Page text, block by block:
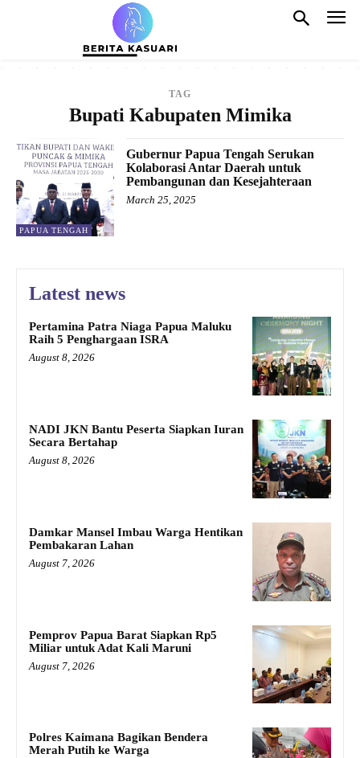
TAG
Bupati Kabupaten Mimika
PAPUA TENGAH
Gubernur Papua Tengah Serukan
Kolaborasi Antar Daerah untuk
Pembangunan dan Kesejahteraan
March 25, 2025
Latest news
Pertamina Patra Niaga Papua Maluku
Raih 5 Penghargaan ISRA
August 8, 2026
NADI JKN Bantu Peserta Siapkan Iuran
Secara Bertahap
August 8, 2026
Damkar Mansel Imbau Warga Hentikan
Pembakaran Lahan
August 7, 2026
Pemprov Papua Barat Siapkan Rp5
Miliar untuk Adat Kali Maruni
August 7, 2026
Polres Kaimana Bagikan Bendera
Merah Putih ke Warga